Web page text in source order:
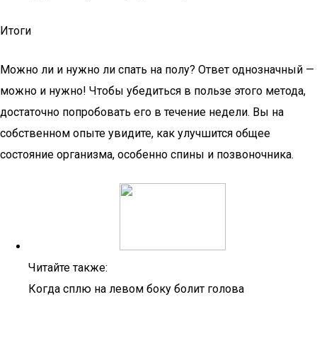
Итоги
Можно ли и нужно ли спать на полу? Ответ однозначный —
можно и нужно! Чтобы убедиться в пользе этого метода,
достаточно попробовать его в течение недели. Вы на
собственном опыте увидите, как улучшится общее
состояние организма, особенно спины и позвоночника.
Читайте также:
Когда сплю на левом боку болит голова